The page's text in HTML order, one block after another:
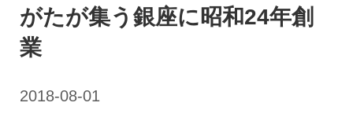
がたが集う銀座に昭和24年創
業